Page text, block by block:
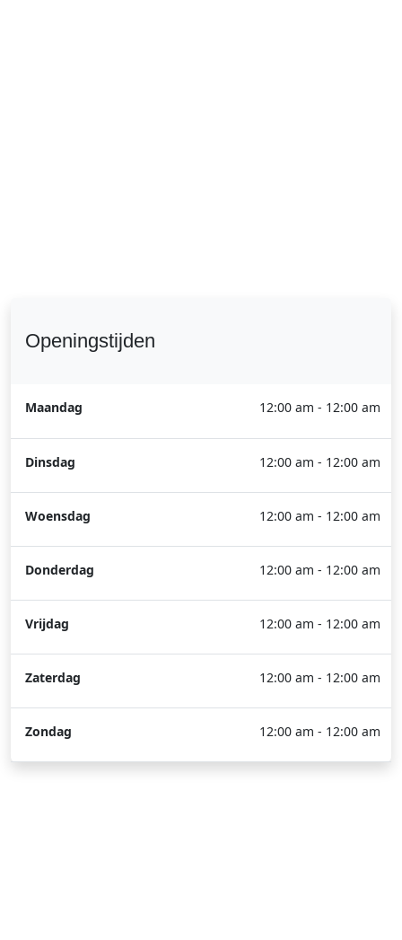
Openingstijden
Maandag 12:00 am - 12:00 am
Dinsdag 12:00 am - 12:00 am
Woensdag 12:00 am - 12:00 am
Donderdag 12:00 am - 12:00 am
Vrijdag 12:00 am - 12:00 am
Zaterdag 12:00 am - 12:00 am
Zondag 12:00 am - 12:00 am